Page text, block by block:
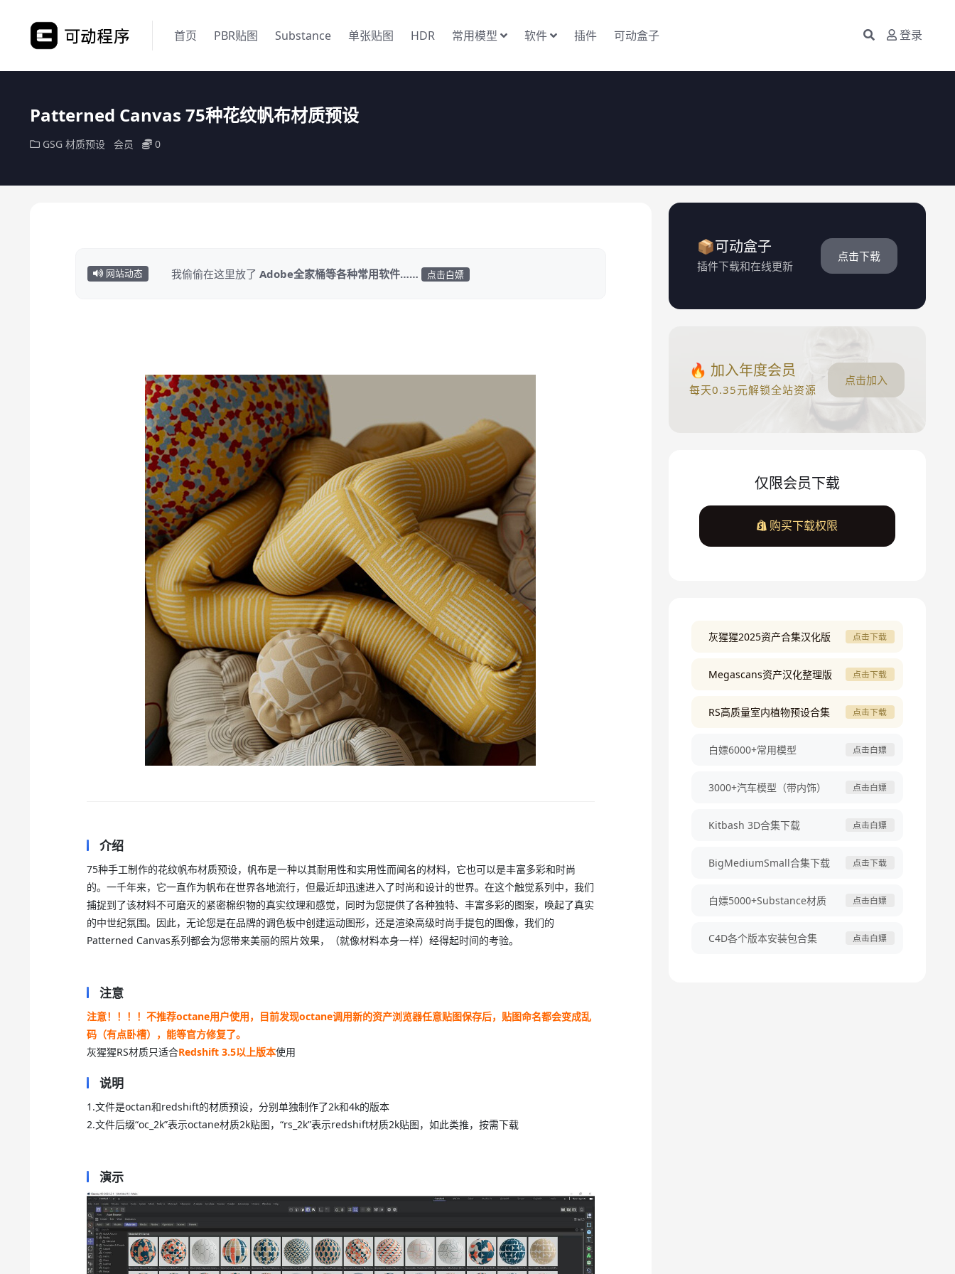
首页 PBR贴图 Substance 单张贴图 HDR 常用模型 软件 插件 可动盒子 登录
Patterned Canvas 75种花纹帆布材质预设
GSG 材质预设 会员 0
网站动态 我偷偷在这里放了 Adobe全家桶等各种常用软件…… 点击白嫖
介绍
75种手工制作的花纹帆布材质预设，帆布是一种以其耐用性和实用性而闻名的材料，它也可以是丰富多彩和时尚
的。一千年来，它一直作为帆布在世界各地流行，但最近却迅速进入了时尚和设计的世界。在这个触觉系列中，我们
捕捉到了该材料不可磨灭的紧密棉织物的真实纹理和感觉，同时为您提供了各种独特、丰富多彩的图案，唤起了真实
的中世纪氛围。因此，无论您是在品牌的调色板中创建运动图形，还是渲染高级时尚手提包的图像，我们的
Patterned Canvas系列都会为您带来美丽的照片效果，（就像材料本身一样）经得起时间的考验。
注意
注意！！！！不推荐octane用户使用，目前发现octane调用新的资产浏览器任意贴图保存后，贴图命名都会变成乱
码（有点卧槽），能等官方修复了。
灰猩猩RS材质只适合Redshift 3.5以上版本使用
说明
1.文件是octan和redshift的材质预设，分别单独制作了2k和4k的版本
2.文件后缀“oc_2k”表示octane材质2k贴图，“rs_2k”表示redshift材质2k贴图，如此类推，按需下载
演示
📦可动盒子
插件下载和在线更新
点击下载
🔥 加入年度会员
每天0.35元解锁全站资源
点击加入
仅限会员下载
购买下载权限
灰猩猩2025资产合集汉化版 点击下载
Megascans资产汉化整理版 点击下载
RS高质量室内植物预设合集 点击下载
白嫖6000+常用模型 点击白嫖
3000+汽车模型（带内饰） 点击白嫖
Kitbash 3D合集下载 点击白嫖
BigMediumSmall合集下载 点击下载
白嫖5000+Substance材质 点击白嫖
C4D各个版本安装包合集 点击白嫖